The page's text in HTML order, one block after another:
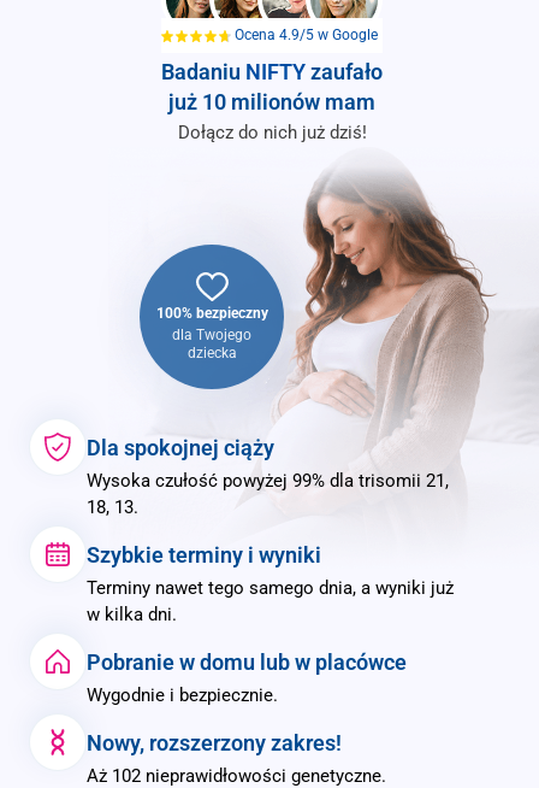
100% bezpieczny
dla Twojego
dziecka
Dla spokojnej ciąży
Wysoka czułość powyżej 99% dla trisomii 21,
18, 13.
Szybkie terminy i wyniki
Terminy nawet tego samego dnia, a wyniki już
w kilka dni.
Pobranie w domu lub w placówce
Wygodnie i bezpiecznie.
Nowy, rozszerzony zakres!
Aż 102 nieprawidłowości genetyczne.
Ocena 4.9/5 w Google
Badaniu NIFTYzaufało
już 10 milionów mam
Dołącz do nich już dziś!